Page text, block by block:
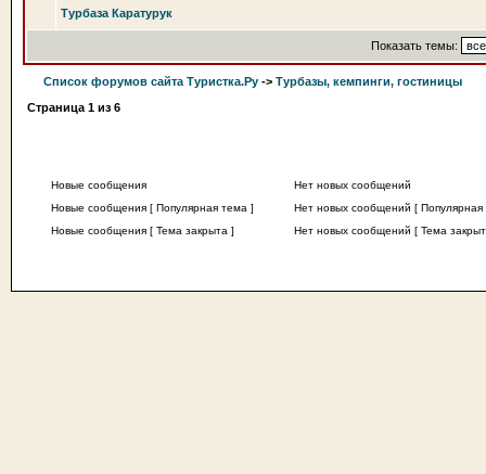
Турбаза Каратурук
Показать темы:
Список форумов сайта Туристка.Ру -> Турбазы, кемпинги, гостиницы
Страница 1 из 6
Новые сообщения
Нет новых сообщений
Новые сообщения [ Популярная тема ]
Нет новых сообщений [ Популярная
Новые сообщения [ Тема закрыта ]
Нет новых сообщений [ Тема